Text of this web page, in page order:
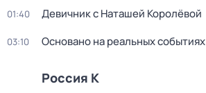
01:40 Девичник с Наташей Королёвой
03:10 Основано на реальных событиях
Россия К